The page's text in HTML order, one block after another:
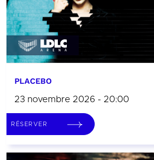
PLACEBO
23 novembre 2026 - 20:00
RÉSERVER